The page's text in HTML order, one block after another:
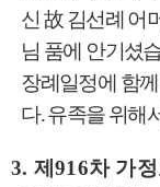
신 故 김선례 어
님 품에 안기셨
장례일정에 함
다.유족을 위해
3. 제916차 가